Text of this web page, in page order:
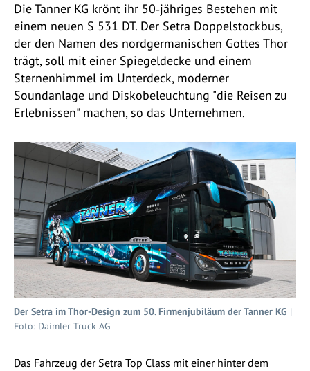
Die Tanner KG krönt ihr 50‑jähriges Bestehen mit
einem neuen S 531 DT. Der Setra Doppelstockbus,
der den Namen des nordgermanischen Gottes Thor
trägt, soll mit einer Spiegeldecke und einem
Sternenhimmel im Unterdeck, moderner
Soundanlage und Diskobeleuchtung "die Reisen zu
Erlebnissen" machen, so das Unternehmen.
Der Setra im Thor-Design zum 50. Firmenjubiläum der Tanner KG |
Foto: Daimler Truck AG
Das Fahrzeug der Setra Top Class mit einer hinter dem